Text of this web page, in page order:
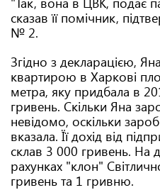
сказав її помічник,
№ 2.
Згідно з декларацією,
квартирою в Харкові
метра, яку придбала в
гривень. Скільки Яна
невідомо, оскільки
вказала. Її дохід від
склав 3 000 гривень. На
рахунках "клон"
гривень та 1 гривню.